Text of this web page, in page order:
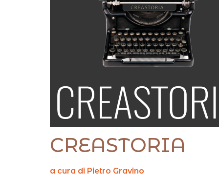
CREASTORIA
a cura di Pietro Gravino